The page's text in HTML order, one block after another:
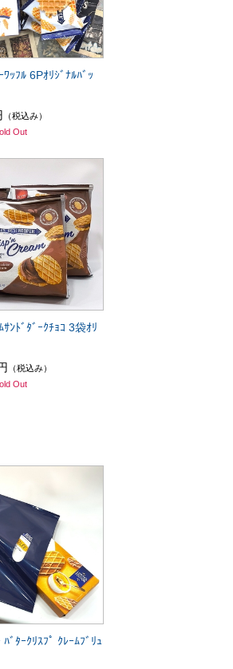
ﾜｯﾌﾙ 6Pｵﾘｼﾞﾅﾙﾊﾞｯ
（税込み）
Out
ｻﾝﾄﾞﾀﾞｰｸﾁｮｺ 3袋ｵﾘ
（税込み）
Out
ﾊﾞﾀｰｸﾘｽﾌﾟ ｸﾚｰﾑﾌﾞﾘｭ